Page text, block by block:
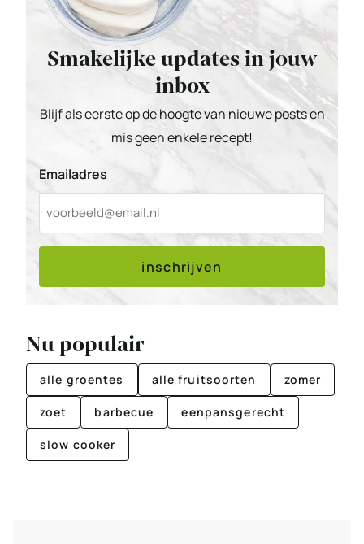
Smakelijke updates in jouw
inbox
Blijf als eerste op de hoogte van nieuwe posts en
mis geen enkele recept!
Emailadres
inschrijven
Nu populair
alle groentes alle fruitsoorten zomer
zoet barbecue eenpansgerecht
slow cooker